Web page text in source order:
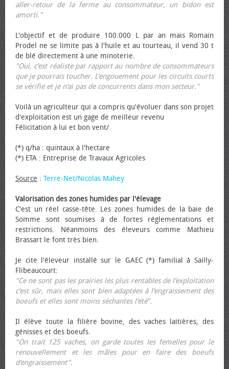
aller-retour de la ferme au consommateur, un bidon est
amorti."
L'objectif et de produire 100.000 L par an mais Romain
Prodel ne se limite pas à l'huile et au tourteau, il vend 30 t
de blé directement à une minoterie.
"Oui, c’est réaliste par rapport au nombre de consommateurs
que je pourrais toucher. L’engouement pour les circuits courts
se vérifie et je n’ai pas de concurrents dans mon secteur."
Voilà un agriculteur qui a compris qu'évoluer dans son projet
d'exploitation est un gage de meilleur revenu
Félicitation à lui et bon vent/
(*) q/ha : quintaux à l'hectare
(*) ETA : Entreprise de Travaux Agricoles
Source : Terre-Net/Nicolas Mahey
Valorisation des zones humides par l'élevage
C'est un réel casse-tête. Les zones humides de la baie de
Somme sont soumises à de fortes réglementations et
restrictions. Néanmoins des éleveurs comme Mathieu
Brassart le font très bien.
Je cite l'éleveur installé sur le GAEC (*) familial à Sailly-
Flibeaucourt:
"Ce ne sont pas les prairies les plus rentables de l’exploitation
c’est sûr, mais elles sont bien adaptées à l’engraissement des
bœufs et elles sont moins séchantes l’été".
Il élève toute la filière bovine, des vaches laitières, des
génisses et des bœufs.
"On trait 125 vaches, on garde toutes les femelles pour le
renouvellement et les mâles pour en faire des bœufs
d’engraissement".